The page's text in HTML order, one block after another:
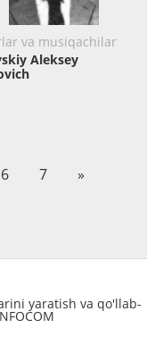
va musiqachilar
Aleksey
6 7 »
yaratish va qo'llab-